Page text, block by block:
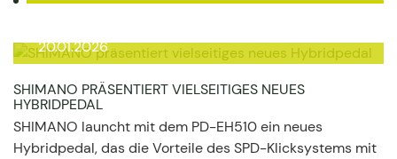
20.01.2026
SHIMANO PRÄSENTIERT VIELSEITIGES NEUES
HYBRIDPEDAL
SHIMANO launcht mit dem PD-EH510 ein neues
Hybridpedal, das die Vorteile des SPD-Klicksystems mit